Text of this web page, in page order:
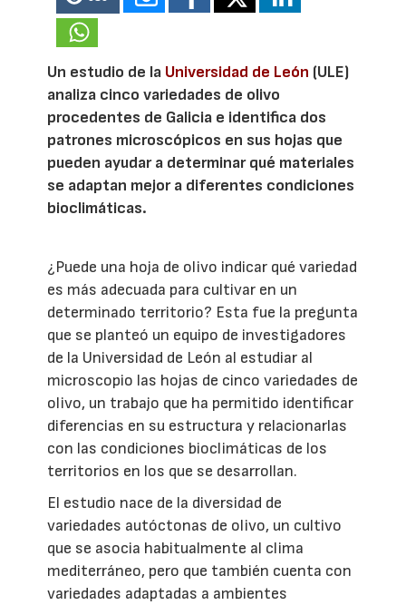
Un estudio de la Universidad de León (ULE)
analiza cinco variedades de olivo
procedentes de Galicia e identifica dos
patrones microscópicos en sus hojas que
pueden ayudar a determinar qué materiales
se adaptan mejor a diferentes condiciones
bioclimáticas.
¿Puede una hoja de olivo indicar qué variedad
es más adecuada para cultivar en un
determinado territorio? Esta fue la pregunta
que se planteó un equipo de investigadores
de la Universidad de León al estudiar al
microscopio las hojas de cinco variedades de
olivo, un trabajo que ha permitido identificar
diferencias en su estructura y relacionarlas
con las condiciones bioclimáticas de los
territorios en los que se desarrollan.
El estudio nace de la diversidad de
variedades autóctonas de olivo, un cultivo
que se asocia habitualmente al clima
mediterráneo, pero que también cuenta con
variedades adaptadas a ambientes